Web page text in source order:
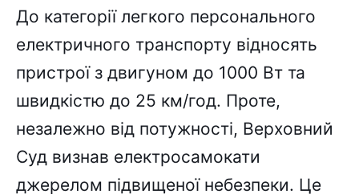
До категорії легкого персонального
електричного транспорту відносять
пристрої з двигуном до 1000 Вт та
швидкістю до 25 км/год. Проте,
незалежно від потужності, Верховний
Суд визнав електросамокати
джерелом підвищеної небезпеки. Це